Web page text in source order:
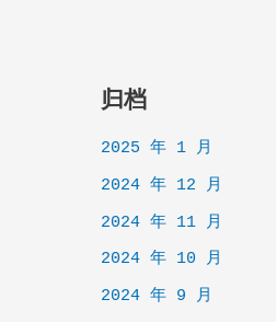
归档
2025 年 1 月
2024 年 12 月
2024 年 11 月
2024 年 10 月
2024 年 9 月